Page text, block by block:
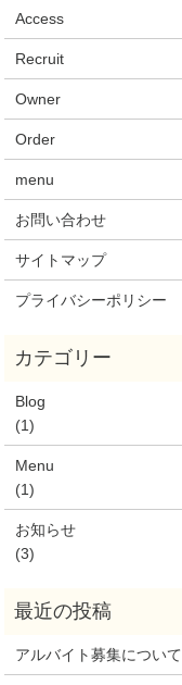
Access
Recruit
Owner
Order
menu
お問い合わせ
サイトマップ
プライバシーポリシー
Blog
(1)
Menu
(1)
お知らせ
(3)
アルバイト募集について